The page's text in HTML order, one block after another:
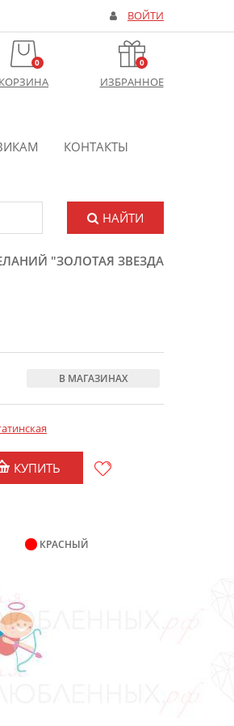
ВОЙТИ
0
КОРЗИНА
0
ИЗБРАННОЕ
КОНТАКТЫ
НАЙТИ
"ЗОЛОТАЯ ЗВЕЗДА
В МАГАЗИНАХ
КУПИТЬ
КРАСНЫЙ